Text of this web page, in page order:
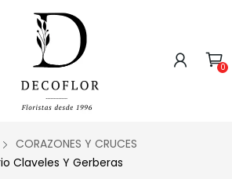
0
CORAZONES Y CRUCES
Claveles Y Gerberas